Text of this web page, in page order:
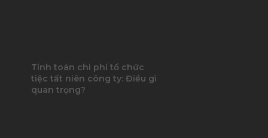
Tính toán chi phí tổ chức
tiệc tất niên công ty: Điều gì
quan trọng?